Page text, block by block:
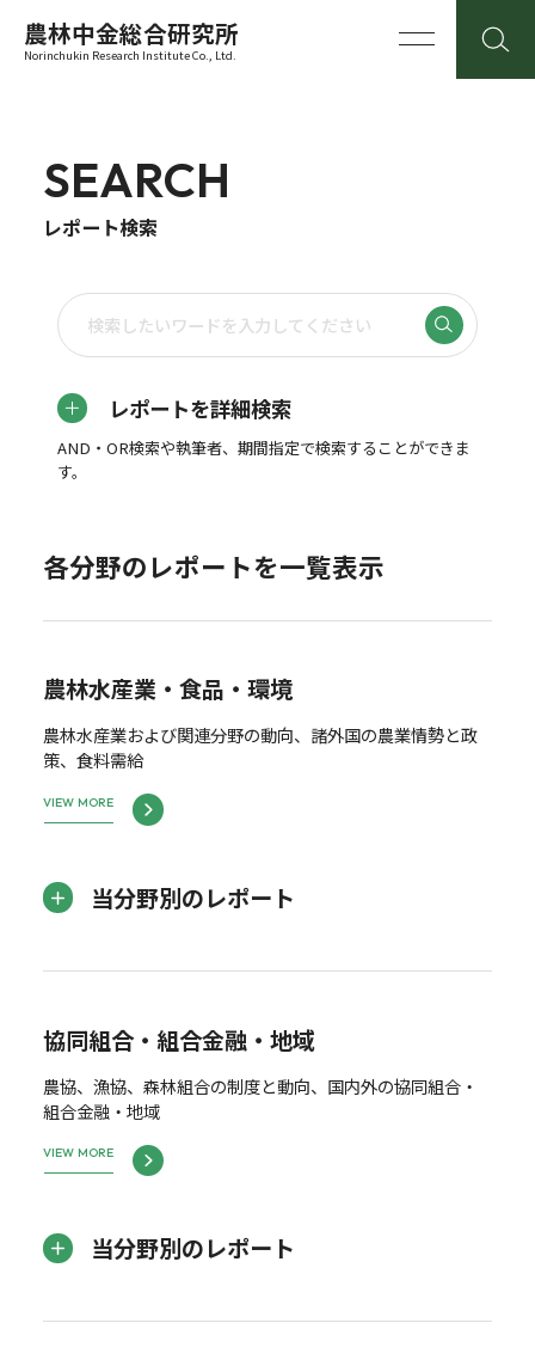
農林中金総合研究所
Norinchukin Research Institute Co., Ltd.
SEARCH
レポート検索
レポートを詳細検索
AND・OR検索や執筆者、期間指定で検索することができま
す。
各分野のレポートを一覧表示
農林水産業・食品・環境
農林水産業および関連分野の動向、諸外国の農業情勢と政
策、食料需給
VIEW MORE
当分野別のレポート
協同組合・組合金融・地域
農協、漁協、森林組合の制度と動向、国内外の協同組合・
組合金融・地域
VIEW MORE
当分野別のレポート